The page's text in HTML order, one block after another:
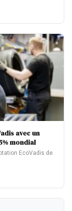
avec un
mondial
EcoVadis de